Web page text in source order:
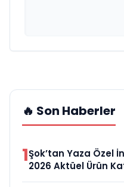
🔥 Son Haberler
1Şok’tan Yaza Özel
2026 Aktüel Ürün